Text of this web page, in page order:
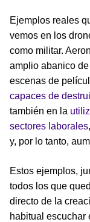
Ejemplos reales
vemos en los
como militar.
amplio abanico
escenas de
capaces de
también en la
sectores laborales
y, por lo tanto,
Estos ejemplos,
todos los que
directo de la
habitual escuchar